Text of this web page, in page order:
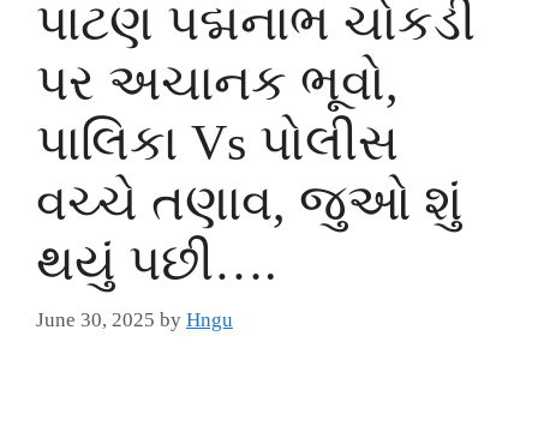
પાટણ પદ્મનાભ ચોકડી
પર અચાનક ભૂવો,
પાલિકા Vs પોલીસ
વચ્ચે તણાવ, જુઓ શું
થયું પછી….
June 30, 2025 by Hngu